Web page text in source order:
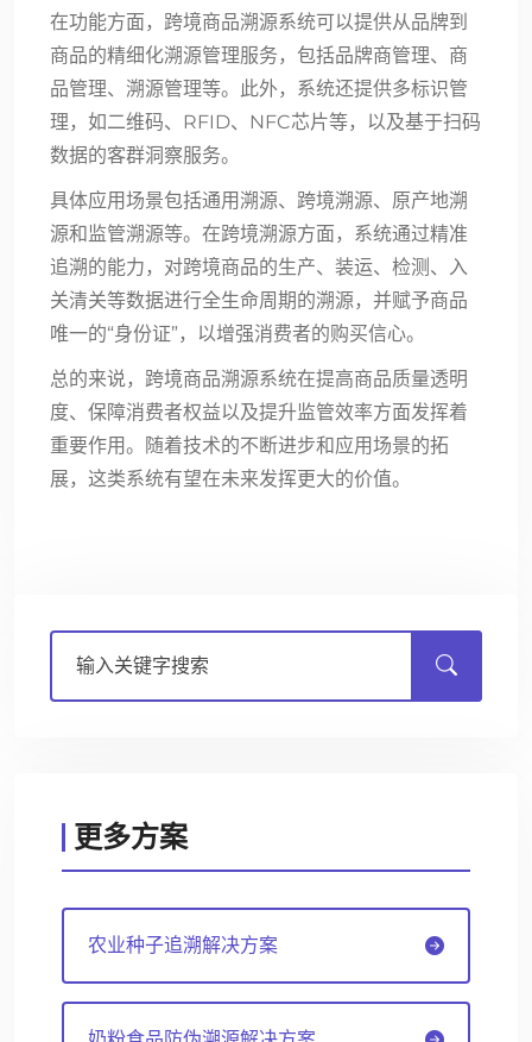
在功能方面， 跨境商品溯源系统可以提供从品牌到
商品的精细化溯源管理服务，包括品牌商管理、商
品管理、溯源管理等。此外，系统还提供多标识管
理，如二维码、RFID、NFC芯片等，以及基于扫码
数据的客群洞察服务。
具体应用场景包括通用溯源、跨境溯源、原产地溯
源和监管溯源等。在跨境溯源方面，系统通过精准
追溯的能力，对跨境商品的生产、装运、检测、入
关清关等数据进行全生命周期的溯源，并赋予商品
唯一的“身份证”，以增强消费者的购买信心。
总的来说，跨境商品溯源系统在提高商品质量透明
度、保障消费者权益以及提升监管效率方面发挥着
重要作用。随着技术的不断进步和应用场景的拓
展，这类系统有望在未来发挥更大的价值。
更多方案
农业种子追溯解决方案